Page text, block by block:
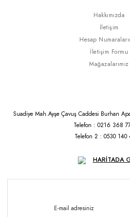
Hakkımızda
İletişim
Hesap
İletişim Formu
Mağazalarımız
Suadiye Mah.Ayşe Çavuş Caddesi Burhan
Telefon : 0216 368
Telefon 2 : 0530 140
HARİTADA